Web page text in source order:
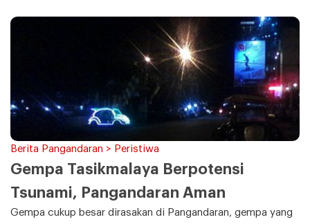
Berita Pangandaran > Peristiwa
Gempa Tasikmalaya Berpotensi
Tsunami, Pangandaran Aman
Gempa cukup besar dirasakan di Pangandaran, gempa yang